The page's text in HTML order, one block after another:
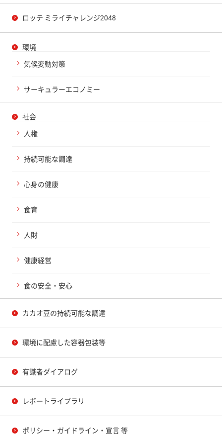
ロッテ ミライチャレンジ2048
環境
気候変動対策
サーキュラーエコノミー
社会
人権
持続可能な調達
心身の健康
食育
人財
健康経営
食の安全・安心
カカオ豆の持続可能な調達
環境に配慮した容器包装等
有識者ダイアログ
レポートライブラリ
ポリシー・ガイドライン・宣言 等